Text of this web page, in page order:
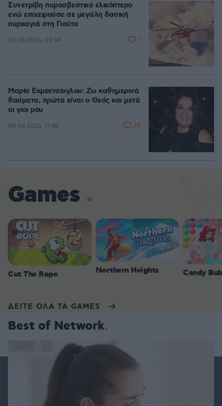
Συνετρίβη πυροσβεστικό ελικόπτερο
ενώ επιχειρούσε σε μεγάλη δασική
πυρκαγιά στη Γιούτα
08.08.2026, 09:34 1
Μαρία Εκμεκτσίογλου: Ζω καθημερινά
θαύματα, πρώτα είναι ο Θεός και μετά
οι γιοι μου
08.08.2026, 11:48 20
Games
Cut The Rope Northern Heights Candy
ΔΕΙΤΕ ΟΛΑ ΤΑ GAMES
Best of Network